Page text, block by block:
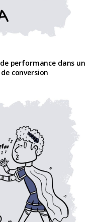
performance dans un
conversion